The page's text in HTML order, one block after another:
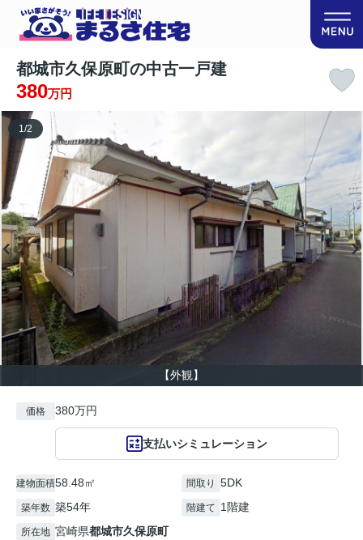
都城市久保原町の中古一戸建
380万円
【外観】
1/2
価格 380万円
支払いシミュレーション
建物面積58.48㎡ 間取り 5DK
築年数 築54年 階建て 1階建
所在地 宮崎県都城市久保原町